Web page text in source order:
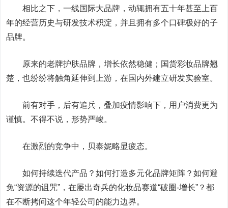
相比之下，一线国际大品牌，动辄拥有五十年甚至上百
年的经营历史与研发技术积淀，并且拥有多个口碑极好的子
品牌。
原来的老牌护肤品牌，增长依然稳健；国货彩妆品牌翘
楚，也纷纷将触角延伸到上游，在国内外建立研发实验室。
前有对手，后有追兵，叠加疫情影响下，用户消费更为
谨慎。不得不说，形势严峻。
在激烈的竞争中，贝泰妮略显疲态。
如何持续迭代产品？如何打造多元化品牌矩阵？如何避
免“资源的诅咒”，在屡出奇兵的化妆品赛道“破圈-增长”？都
在不断拷问这个年轻公司的能力边界。